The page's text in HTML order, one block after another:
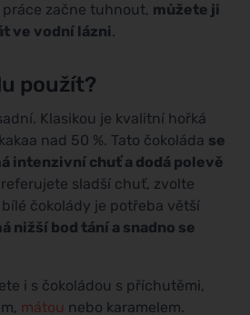
začne tuhnout, můžete ji
ve vodní lázni.
použít?
Klasikou je kvalitní hořká
nad 50 %. Tato čokoláda se
intenzivní chuť a dodá polevě
sladší chuť, zvolte
čokolády je potřeba větší
nižší bod tání a snadno se
i s čokoládou s příchutěmi,
mátou nebo karamelem.